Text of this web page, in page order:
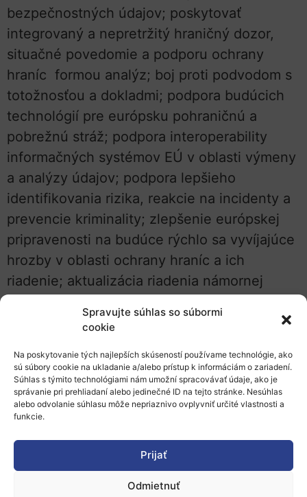
Spravujte súhlas so súbormi
cookie
Na poskytovanie tých najlepších skúseností používame technológie, ako
sú súbory cookie na ukladanie a/alebo prístup k informáciám o zariadení.
Súhlas s týmito technológiami nám umožní spracovávať údaje, ako je
správanie pri prehliadaní alebo jedinečné ID na tejto stránke. Nesúhlas
alebo odvolanie súhlasu môže nepriaznivo ovplyvniť určité vlastnosti a
funkcie.
Prijať
Odmietnuť
bezpečnostných údajov; poskytovať
integrovaný a nepretržitý hraničný dozor,
situačné povedomie a podporu ochrany
hraníc formou analýz; boj proti podvodom s
totožnosťou a dokladmi; podpora budúcich
technológií pre európsku pohraničnú a
pobrežnú stráž; podpora interoperability
informačných systémov EÚ v oblasti výmeny
a analýzy údajov; podpora lepšieho
identifikovania rizika, reakcie na incidenty a
prevencie kriminality; zlepšenie európskej
pripravenosti na budúce rýchlo sa vyvíjajúce
hrozby v oblasti ochrany hraníc a ich
riadenie; aktualizácia riadenia námornej
s ľuďmi, ako aj vyhľadávacích a záchranných
Témy výzvy:
HORIZON-CL3-2022-BM-01-01:Improved
underwater detection and control
capabilities to protect maritime areas and
sea harbours